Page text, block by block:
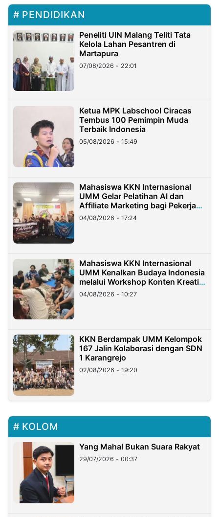
PENDIDIKAN
Peneliti UIN Malang Teliti Tata
Kelola Lahan Pesantren di
Martapura
07/08/2026 - 22:01
Ketua MPK Labschool Ciracas
Tembus 100 Pemimpin Muda
Terbaik Indonesia
05/08/2026 - 15:49
Mahasiswa KKN Internasional
UMM Gelar Pelatihan AI dan
Affiliate Marketing bagi Pekerja
Migran Indonesia di Taiwan
04/08/2026 - 17:24
Mahasiswa KKN Internasional
UMM Kenalkan Budaya Indonesia
melalui Workshop Konten Kreatif
di Taiwan
04/08/2026 - 10:27
KKN Berdampak UMM Kelompok
167 Jalin Kolaborasi dengan SDN
1 Karangrejo
02/08/2026 - 19:20
KOLOM
Yang Mahal Bukan Suara Rakyat
29/07/2026 - 00:37